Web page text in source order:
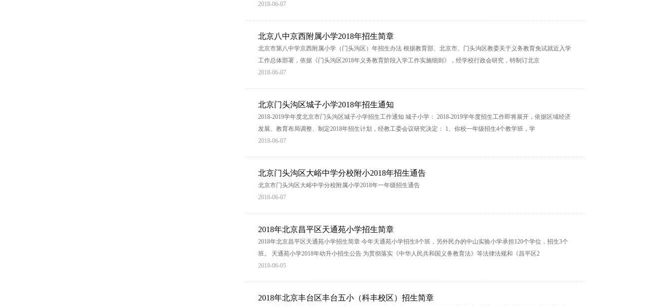
2018-06-07
北京八中京西附属小学2018年招生简章
北京市第八中学京西附属小学（门头沟区）年招生办法 根据教育部、北京市、门头沟区教委关于义务教育免试就近入学
工作总体部署，依据《门头沟区2018年义务教育阶段入学工作实施细则》，经学校行政会研究，特制订北京
2018-06-07
北京门头沟区城子小学2018年招生通知
2018-2019学年度北京市门头沟区城子小学招生工作通知 城子小学： 2018-2019学年度招生工作即将展开，依据区域经济
发展、教育布局调整、制定2018年招生计划，经教工委会议研究决定： 1、你校一年级招生4个教学班，学
2018-06-07
北京门头沟区大峪中学分校附小2018年招生通告
北京市门头沟区大峪中学分校附属小学2018年一年级招生通告
2018-06-07
2018年北京昌平区天通苑小学招生简章
2018年北京昌平区天通苑小学招生简章 今年天通苑小学招生8个班，另外民办的中山实验小学承担120个学位，招生3个
班。 天通苑小学2018年幼升小招生公告 为贯彻落实《中华人民共和国义务教育法》等法律法规和《昌平区2
2018-06-05
2018年北京丰台区丰台五小（科丰校区）招生简章